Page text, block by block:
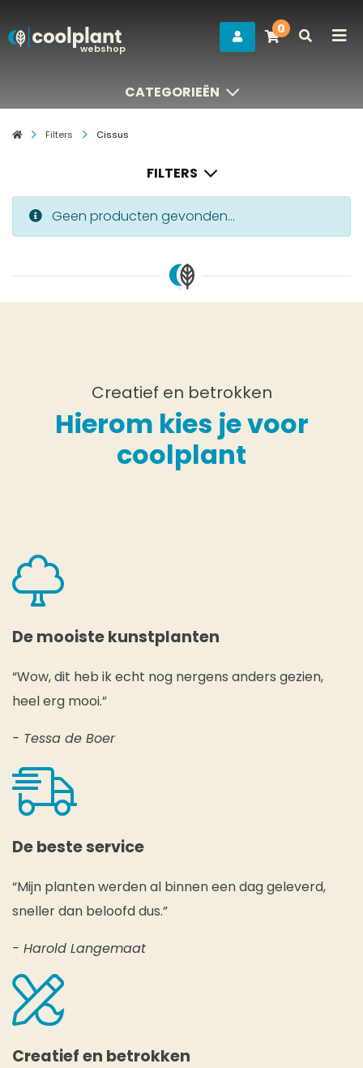
webshop
0
CATEGORIEËN
CATEGORIEËN
Filters Cissus
Geen producten gevonden...
FILTERS
Creatief en betrokken
Hierom kies je voor
coolplant
De mooiste kunstplanten
“Wow, dit heb ik echt nog nergens anders gezien,
heel erg mooi.”
- Tessa de Boer
De beste service
“Mijn planten werden al binnen een dag geleverd,
sneller dan beloofd dus.”
- Harold Langemaat
Creatief en betrokken